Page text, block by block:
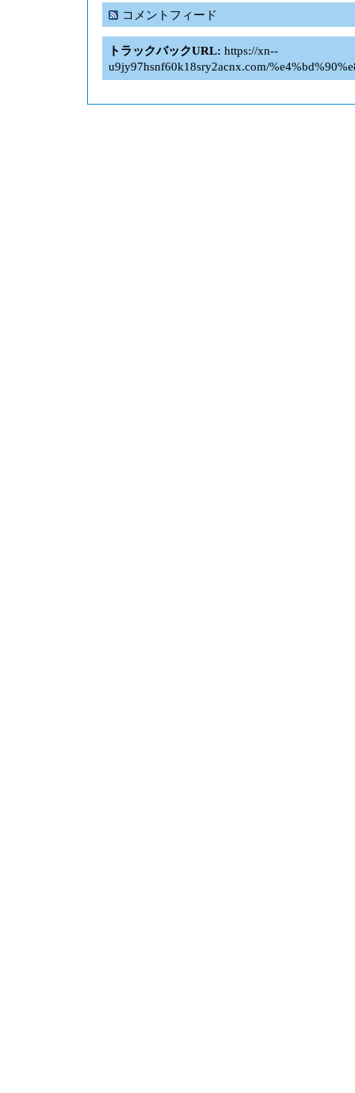
コメントフィード
トラックバックURL: https://xn--
u9jy97hsnf60k18sry2acnx.com/